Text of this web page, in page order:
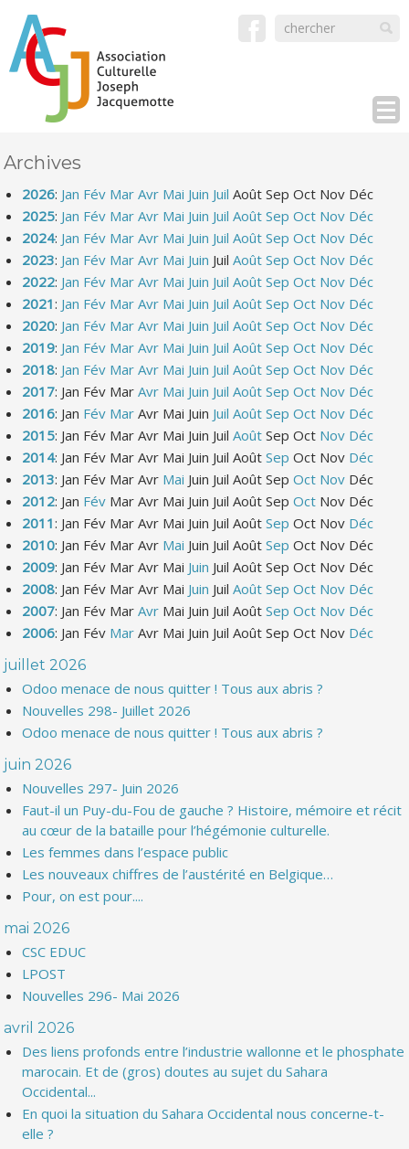
Archives
2026: Jan Fév Mar Avr Mai Juin Juil Août Sep Oct Nov Déc
2025: Jan Fév Mar Avr Mai Juin Juil Août Sep Oct Nov Déc
2024: Jan Fév Mar Avr Mai Juin Juil Août Sep Oct Nov Déc
2023: Jan Fév Mar Avr Mai Juin Juil Août Sep Oct Nov Déc
2022: Jan Fév Mar Avr Mai Juin Juil Août Sep Oct Nov Déc
2021: Jan Fév Mar Avr Mai Juin Juil Août Sep Oct Nov Déc
2020: Jan Fév Mar Avr Mai Juin Juil Août Sep Oct Nov Déc
2019: Jan Fév Mar Avr Mai Juin Juil Août Sep Oct Nov Déc
2018: Jan Fév Mar Avr Mai Juin Juil Août Sep Oct Nov Déc
2017: Jan Fév Mar Avr Mai Juin Juil Août Sep Oct Nov Déc
2016: Jan Fév Mar Avr Mai Juin Juil Août Sep Oct Nov Déc
2015: Jan Fév Mar Avr Mai Juin Juil Août Sep Oct Nov Déc
2014: Jan Fév Mar Avr Mai Juin Juil Août Sep Oct Nov Déc
2013: Jan Fév Mar Avr Mai Juin Juil Août Sep Oct Nov Déc
2012: Jan Fév Mar Avr Mai Juin Juil Août Sep Oct Nov Déc
2011: Jan Fév Mar Avr Mai Juin Juil Août Sep Oct Nov Déc
2010: Jan Fév Mar Avr Mai Juin Juil Août Sep Oct Nov Déc
2009: Jan Fév Mar Avr Mai Juin Juil Août Sep Oct Nov Déc
2008: Jan Fév Mar Avr Mai Juin Juil Août Sep Oct Nov Déc
2007: Jan Fév Mar Avr Mai Juin Juil Août Sep Oct Nov Déc
2006: Jan Fév Mar Avr Mai Juin Juil Août Sep Oct Nov Déc
juillet 2026
Odoo menace de nous quitter ! Tous aux abris ?
Nouvelles 298- Juillet 2026
Odoo menace de nous quitter ! Tous aux abris ?
juin 2026
Nouvelles 297- Juin 2026
Faut-il un Puy-du-Fou de gauche ? Histoire, mémoire et récit
au cœur de la bataille pour l’hégémonie culturelle.
Les femmes dans l’espace public
Les nouveaux chiffres de l’austérité en Belgique…
Pour, on est pour....
mai 2026
CSC EDUC
LPOST
Nouvelles 296- Mai 2026
avril 2026
Des liens profonds entre l’industrie wallonne et le phosphate
marocain. Et de (gros) doutes au sujet du Sahara
Occidental...
En quoi la situation du Sahara Occidental nous concerne-t-
elle ?